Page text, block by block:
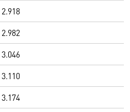
2.918
2.982
3.046
3.110
3.174